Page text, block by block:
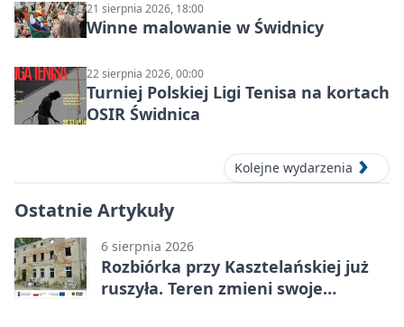
21 sierpnia 2026, 18:00
Winne malowanie w Świdnicy
22 sierpnia 2026, 00:00
Turniej Polskiej Ligi Tenisa na kortach
OSIR Świdnica
Kolejne wydarzenia
Ostatnie Artykuły
6 sierpnia 2026
Rozbiórka przy Kasztelańskiej już
ruszyła. Teren zmieni swoje